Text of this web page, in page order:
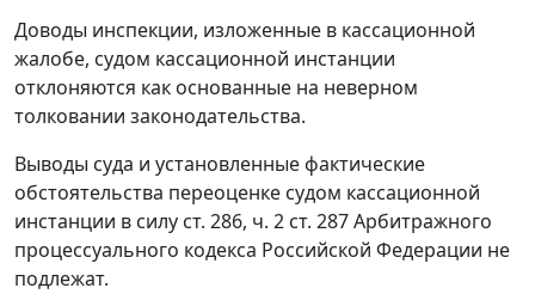
Доводы инспекции, изложенные в кассационной
жалобе, судом кассационной инстанции
отклоняются как основанные на неверном
толковании законодательства.
Выводы суда и установленные фактические
обстоятельства переоценке судом кассационной
инстанции в силу ст. 286, ч. 2 ст. 287Арбитражного
процессуального кодекса Российской Федерации не
подлежат.